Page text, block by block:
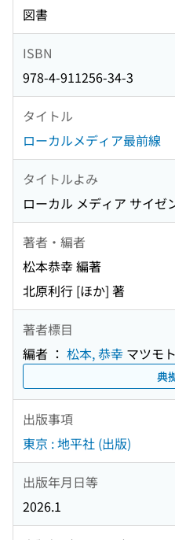
図書
ISBN
978-4-911256-34-3
タイトル
ローカルメディア最前線
タイトルよみ
ローカル メディア サイゼ
著者・編者
松本恭幸 編著
北原利行 [ほか] 著
著者標目
編者 ： 松本, 恭幸 マツモ
典
出版事項
東京 : 地平社 (出版)
出版年月日等
2026.1